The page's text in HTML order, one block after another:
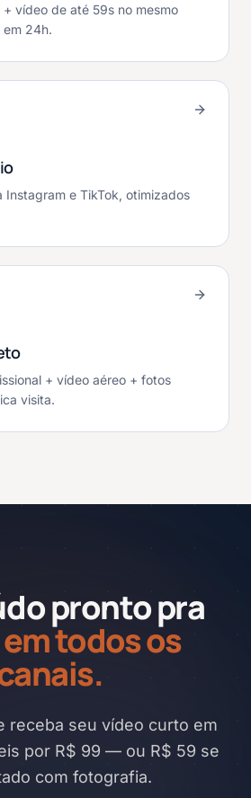
+ vídeo de até 59s no mesmo
24h.
Instagram e TikTok, otimizados
+ vídeo aéreo + fotos
visita.
pronto pra
todos os
receba seu vídeo curto em
por R$ 99 — ou R$ 59 se
com fotografia.